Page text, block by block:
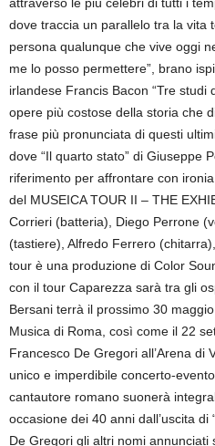
dove traccia un parallelo tra la vita
persona qualunque che vive oggi
me lo posso permettere”, brano
irlandese Francis Bacon “Tre studi
opere più costose della storia che
frase più pronunciata di questi
dove “Il quarto stato” di Giuseppe
riferimento per affrontare con
del MUSEICA TOUR II – THE
Corrieri (batteria), Diego Perrone
(tastiere), Alfredo Ferrero
tour è una produzione di Color
con il tour Caparezza sarà tra gli
Bersani terrà il prossimo 30
Musica di Roma, così come il 22
Francesco De Gregori all’Arena di
unico e imperdibile concerto-
cantautore romano suonerà
occasione dei 40 anni dall’uscita di
De Gregori gli altri nomi annunciati